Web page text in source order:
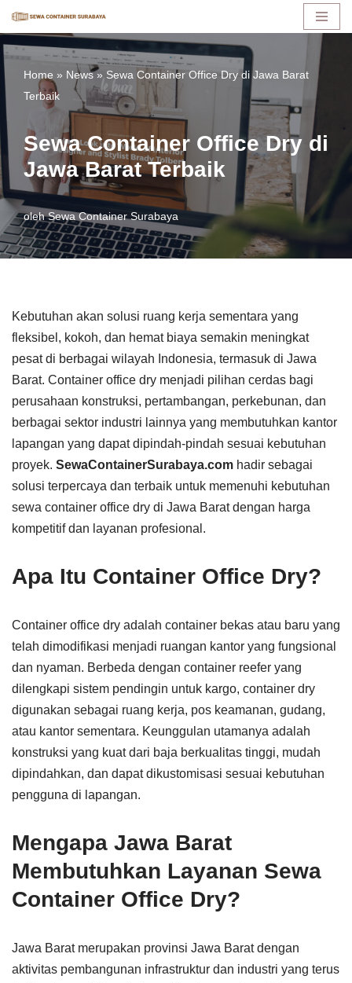
Lompat
konten
Home » News» Sewa Container Office Dry di Jawa Barat
Terbaik
Sewa Container Office Dry di
Jawa Barat Terbaik
olehSewa Container Surabaya
Kebutuhan akan solusi ruang kerja sementara yang
fleksibel, kokoh, dan hemat biaya semakin meningkat
pesat di berbagai wilayah Indonesia, termasuk di Jawa
Barat. Container office dry menjadi pilihan cerdas bagi
perusahaan konstruksi, pertambangan, perkebunan, dan
berbagai sektor industri lainnya yang membutuhkan kantor
lapangan yang dapat dipindah-pindah sesuai kebutuhan
proyek. SewaContainerSurabaya.com hadir sebagai
solusi terpercaya dan terbaik untuk memenuhi kebutuhan
sewa container office dry di Jawa Barat dengan harga
kompetitif dan layanan profesional.
Apa Itu Container Office Dry?
Container office dry adalah container bekas atau baru yang
telah dimodifikasi menjadi ruangan kantor yang fungsional
dan nyaman. Berbeda dengan container reefer yang
dilengkapi sistem pendingin untuk kargo, container dry
digunakan sebagai ruang kerja, pos keamanan, gudang,
atau kantor sementara. Keunggulan utamanya adalah
konstruksi yang kuat dari baja berkualitas tinggi, mudah
dipindahkan, dan dapat dikustomisasi sesuai kebutuhan
pengguna di lapangan.
Mengapa Jawa Barat
Membutuhkan Layanan Sewa
Container Office Dry?
Jawa Barat merupakan provinsi Jawa Barat dengan
aktivitas pembangunan infrastruktur dan industri yang terus